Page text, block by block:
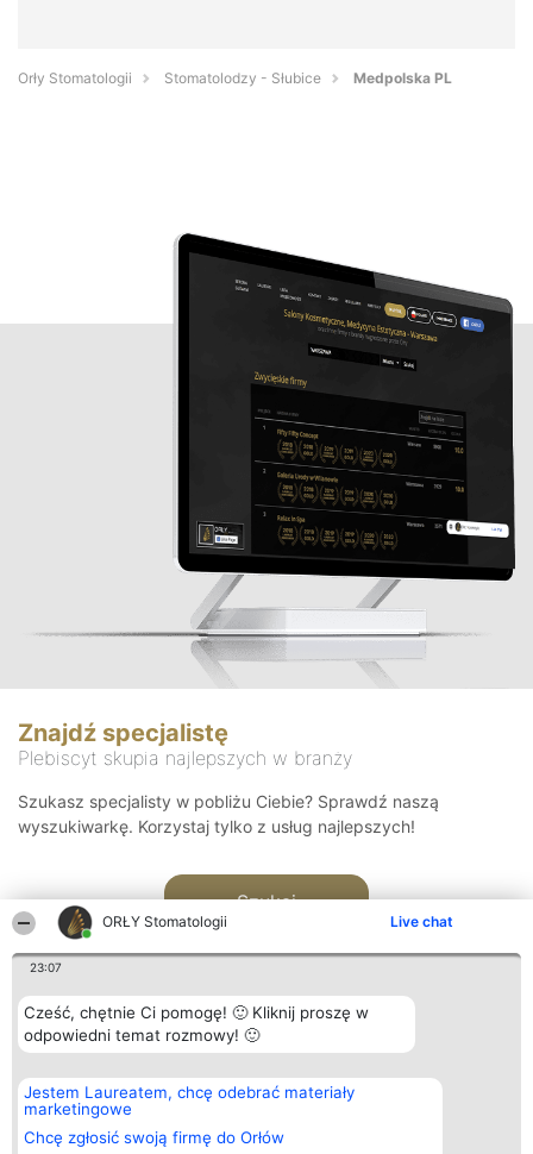
ORŁY Stomatologii Live chat
23:07
Cześć, chętnie Ci pomogę! 🙂 Kliknij proszę w
odpowiedni temat rozmowy! 🙂
Jestem Laureatem, chcę odebrać materiały
marketingowe
Chcę zgłosić swoją firmę do Orłów
Orły Stomatologii Stomatolodzy - Słubice Medpolska PL
Znajdź specjalistę
Plebiscyt skupia najlepszych w branży
Szukasz specjalisty w pobliżu Ciebie? Sprawdź naszą
wyszukiwarkę. Korzystaj tylko z usług najlepszych!
Szukaj
Organizator plebiscytu
Bright Side Solutions sp. z o.
o. sp. k.
ul. Ruska 22
Wrocław 50-079
Plebiscyt
Laureaci
wszystkich
Laureatów
Kontakt
Kontakt